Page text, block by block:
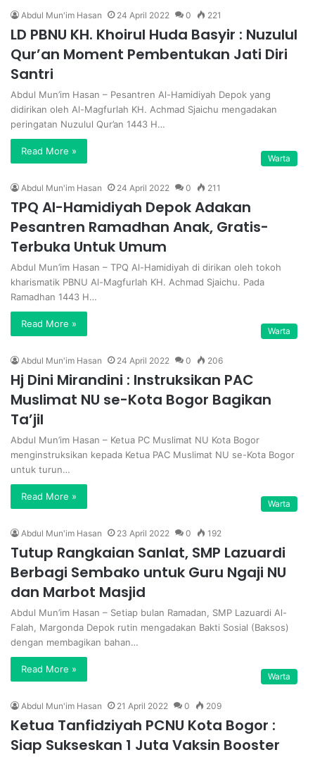
Abdul Mun'im Hasan 24 April 2022 0 221
LD PBNU KH. Khoirul Huda Basyir : Nuzulul
Qur’an Moment Pembentukan Jati Diri
Santri
Abdul Mun’im Hasan – Pesantren Al-Hamidiyah Depok yang
didirikan oleh Al-Magfurlah KH. Achmad Sjaichu mengadakan
peringatan Nuzulul Qur’an 1443 H…
Read More »
Warta
Abdul Mun'im Hasan 24 April 2022 0 211
TPQ Al-Hamidiyah Depok Adakan
Pesantren Ramadhan Anak, Gratis-
Terbuka Untuk Umum
Abdul Mun’im Hasan – TPQ Al-Hamidiyah di dirikan oleh tokoh
kharismatik PBNU Al-Magfurlah KH. Achmad Sjaichu. Pada
Ramadhan 1443 H…
Read More »
Warta
Abdul Mun'im Hasan 24 April 2022 0 206
Hj Dini Mirandini : Instruksikan PAC
Muslimat NU se-Kota Bogor Bagikan
Ta’jil
Abdul Mun’im Hasan – Ketua PC Muslimat NU Kota Bogor
menginstruksikan kepada Ketua PAC Muslimat NU se-Kota Bogor
untuk turun…
Read More »
Warta
Abdul Mun'im Hasan 23 April 2022 0 192
Tutup Rangkaian Sanlat, SMP Lazuardi
Berbagi Sembako untuk Guru Ngaji NU
dan Marbot Masjid
Abdul Mun’im Hasan – Setiap bulan Ramadan, SMP Lazuardi Al-
Falah, Margonda Depok rutin mengadakan Bakti Sosial (Baksos)
dengan membagikan bahan…
Read More »
Warta
Abdul Mun'im Hasan 21 April 2022 0 209
Ketua Tanfidziyah PCNU Kota Bogor :
Siap Sukseskan 1 Juta Vaksin Booster